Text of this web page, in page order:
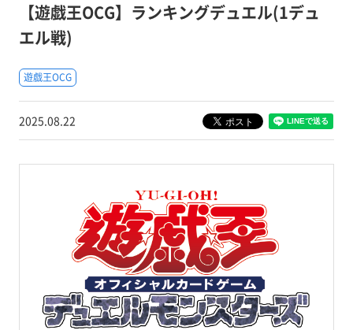
【遊戯王OCG】ランキングデュエル(1デュ
エル戦)
遊戯王OCG
2025.08.22